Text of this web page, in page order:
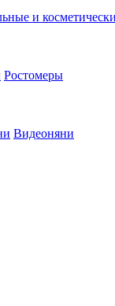
и
Ростомеры
Видеоняни